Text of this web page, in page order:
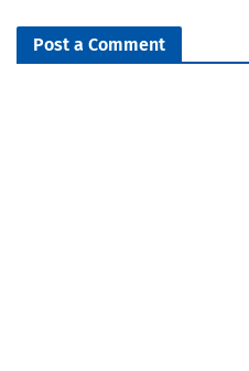
Post a Comment